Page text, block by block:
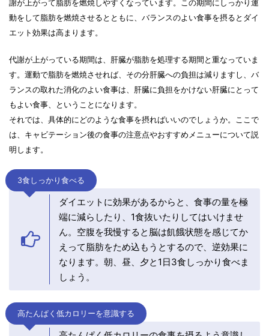
謝が上がって脂肪を燃焼しやすくなっています。この期間にしっかり運
動をして脂肪を燃焼させるとともに、バランスのよい食事を摂るとダイ
エット効果は高まります。
代謝が上がっている期間は、肝臓が脂肪を処理する期間と重なっていま
す。運動で脂肪を燃焼させれば、その分肝臓への負担は減りますし、バ
ランスの取れた消化のよい食事は、肝臓に負担をかけない肝臓にとって
もよい食事、ということになります。
それでは、具体的にどのような食事を摂ればいいのでしょうか。ここで
は、キャビテーション後の食事の注意点やおすすめメニューについて説
明します。
3食しっかり食べる
ダイエットに効果があるからと、食事の量を極
端に減らしたり、1食抜いたりしてはいけませ
ん。空腹を我慢すると脳は飢餓状態を感じてか
えって脂肪をため込もうとするので、逆効果に
なります。朝、昼、夕と1日3食しっかり食べま
しょう。
高たんぱく低カロリーを意識する